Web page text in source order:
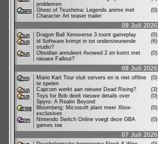
problemen
Ghost of Tsushima: Legends anime met
Character Art teaser trailer
(0)
09 Juli 2026
Dragon Ball Xenoverse 3 toont gameplay
(0)
id Software krimpt in tot ondersteunende
studio?
(6)
Obsidian annuleert Avowed 2 en komt met
nieuwe Fallout?
(0)
08 Juli 2026
Mario Kart Tour sluit servers en is niet offline
te spelen
(0)
Capcom werkt aan nieuwe Dead Rising?
(3)
Toys for Bob deelt nieuwe details over
Spyro: A Realm Beyond
(0)
Bloomberg: Microsoft plant meer Xbox-
exclusives
(0)
Nintendo Switch Online voegt deze GBA
games toe
(0)
07 Juli 2026